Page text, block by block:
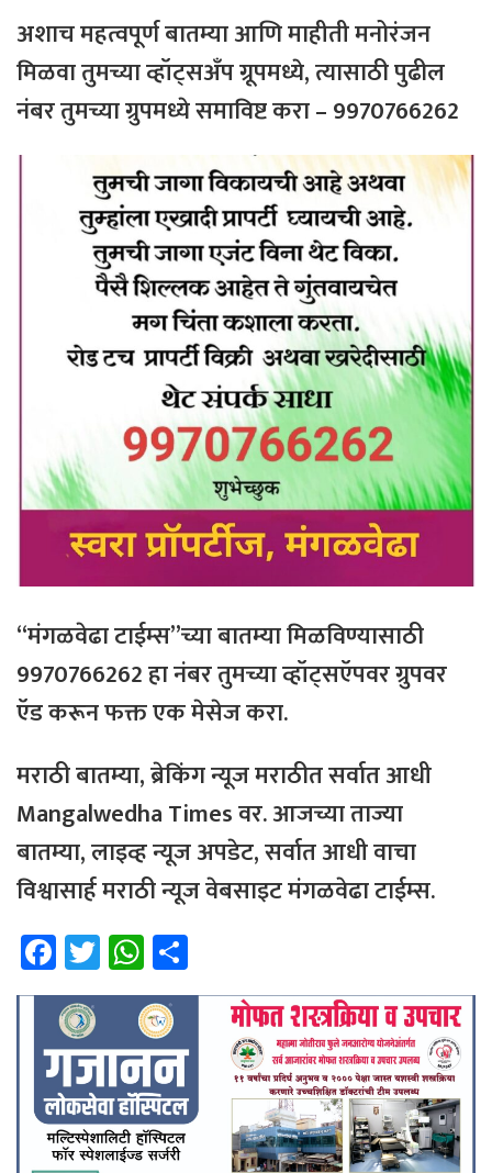
अशाच महत्वपूर्ण बातम्या आणि माहीती मनोरंजन
मिळवा तुमच्या व्हॉट्सअँप ग्रूपमध्ये, त्यासाठीपुढील
नंबरतुमच्याग्रुपमध्येसमाविष्टकरा – 9970766262
“मंगळवेढा टाईम्स”च्या बातम्या मिळविण्यासाठी
9970766262 हा नंबर तुमच्या व्हॉट्सऍपवर ग्रुपवर
ऍड करून फक्त एक मेसेज करा.
मराठी बातम्या, ब्रेकिंग न्यूज मराठीत सर्वात आधी
Mangalwedha Times वर. आजच्या ताज्या
बातम्या, लाइव्ह न्यूज अपडेट, सर्वात आधी वाचा
विश्वासार्ह मराठी न्यूज वेबसाइट मंगळवेढा टाईम्स.
Fa
ce
b
o
ok
T
wi
er
W
h
at
sA
p
p
ar